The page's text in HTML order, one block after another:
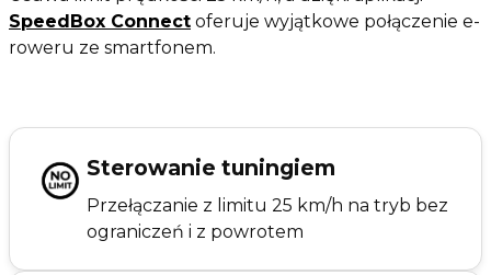
SpeedBox Connect oferuje wyjątkowe połączenie e-
roweru ze smartfonem.
Sterowanie tuningiem
Przełączanie z limitu 25 km/h na tryb bez
ograniczeń i z powrotem